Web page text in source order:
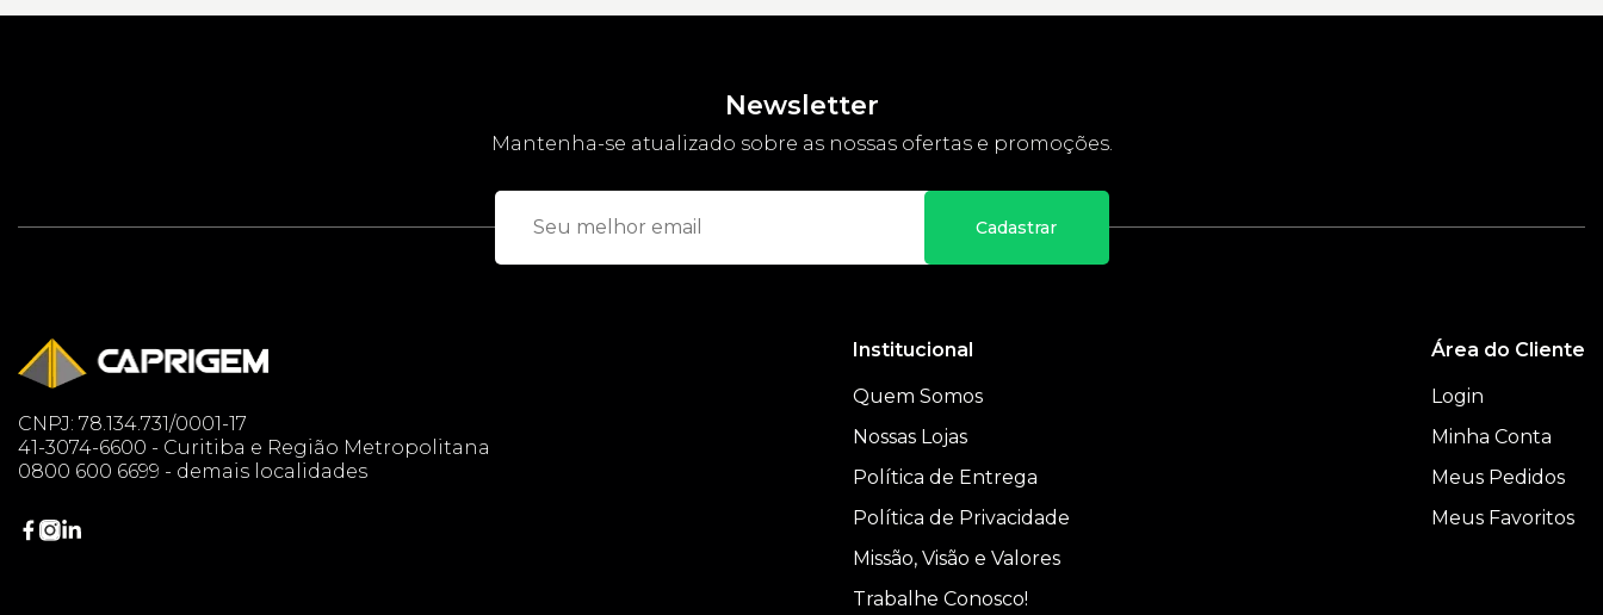
Newsletter
Mantenha-se atualizado sobre as nossas ofertas e promoções.
Cadastrar
CNPJ: 78.134.731/0001-17
41-3074-6600 - Curitiba e Região Metropolitana
0800 600 6699 - demais localidades
Institucional
Quem Somos
Nossas Lojas
Política de Entrega
Política de Privacidade
Missão, Visão e Valores
Trabalhe Conosco!
Área do Cliente
Login
Minha Conta
Meus Pedidos
Meus Favoritos